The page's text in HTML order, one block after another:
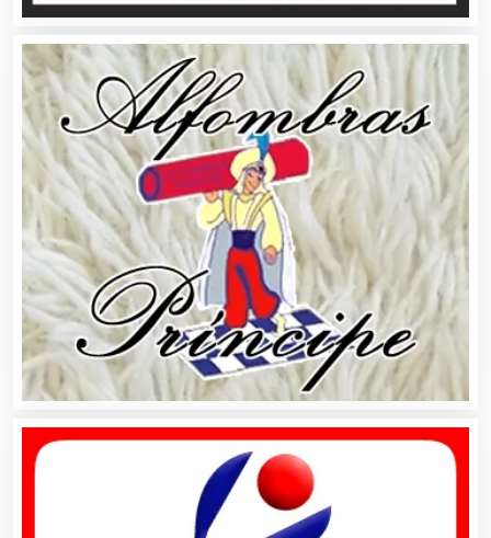
Basculas
Bebidas
Belleza
Bordados y Estampados
Boutiques